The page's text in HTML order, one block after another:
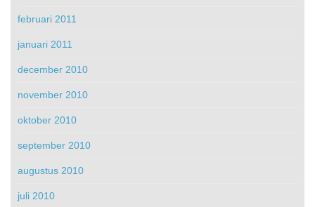
februari 2011
januari 2011
december 2010
november 2010
oktober 2010
september 2010
augustus 2010
juli 2010